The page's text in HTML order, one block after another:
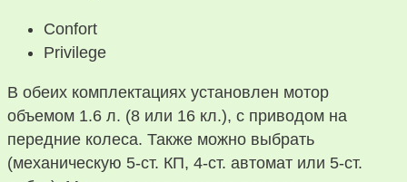
Confort
Privilege
В обеих комплектациях установлен мотор
объемом 1.6 л. (8 или 16 кл.), с приводом на
передние колеса. Также можно выбрать
(механическую 5-ст. КП, 4-ст. автомат или 5-ст.